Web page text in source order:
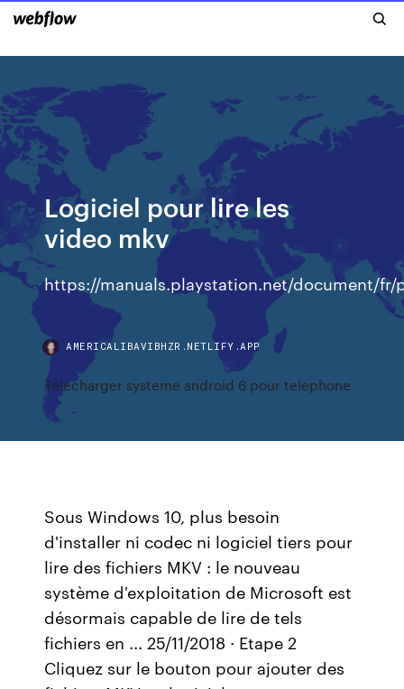
Logiciel pour lire les
video mkv
https://manuals.playstation.net/document/fr/
AMERICALIBAVIBHZR.NETLIFY.APP
Telecharger systeme android 6 pour telephone
Sous Windows 10, plus besoin
d'installer ni codec ni logiciel tiers pour
lire des fichiers MKV : le nouveau
système d'exploitation de Microsoft est
désormais capable de lire de tels
fichiers en ... 25/11/2018 · Etape 2
Cliquez sur le bouton pour ajouter des